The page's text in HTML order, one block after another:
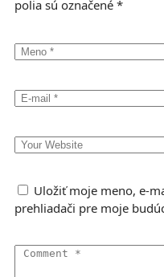
polia sú označené *
Uložiť moje meno, e-
prehliadači pre moje